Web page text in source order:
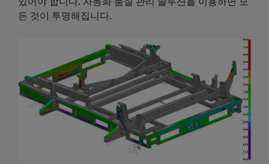
든 것이 투명해집니다.